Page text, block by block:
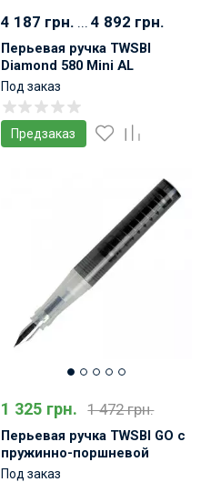
4 187 грн. ... 4 892 грн.
Перьевая ручка TWSBI
Diamond 580 Mini AL
демонстратор
Под заказ
Предзаказ
1 325 грн. 1 472 грн.
Перьевая ручка TWSBI GO с
пружинно-поршневой
заправкой
Под заказ